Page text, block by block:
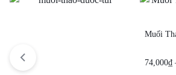
Muối
74,000₫